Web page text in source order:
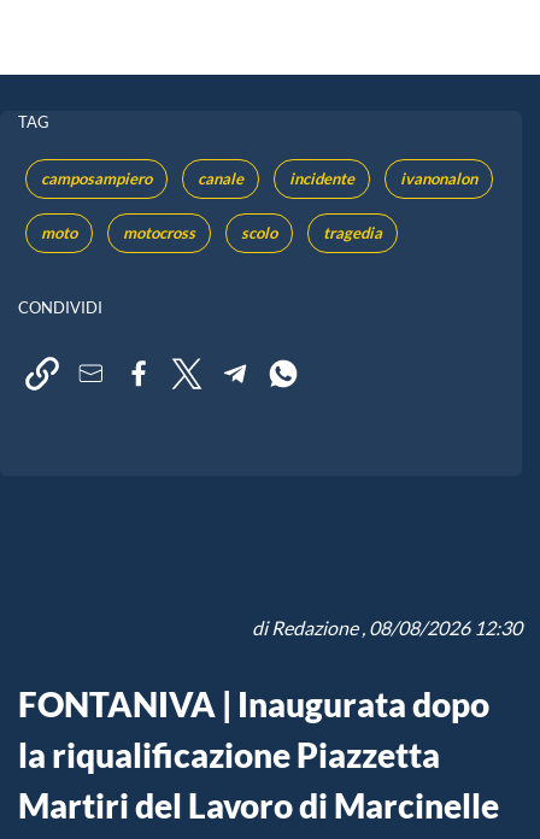
TAG
camposampiero canale incidente ivanonalon
moto motocross scolo tragedia
CONDIVIDI
diRedazione, 08/08/2026 12:30
FONTANIVA | Inaugurata dopo
la riqualificazione Piazzetta
Martiri del Lavoro di Marcinelle